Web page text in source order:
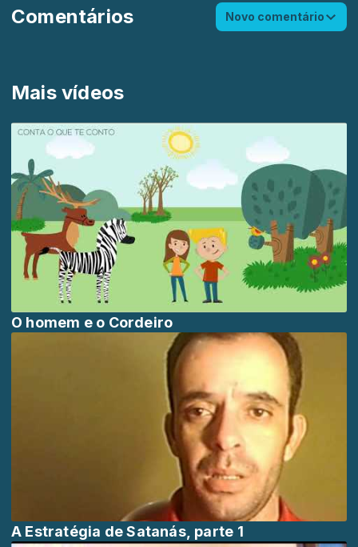
Mais vídeos
O homem e o Cordeiro
A Estratégia de Satanás, parte 1
Comentários Novo comentário